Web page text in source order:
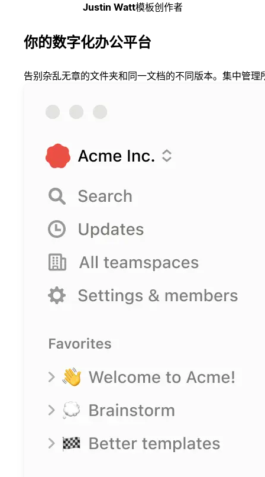
Justin Watt模板创作者
你的数字化办公平台
告别杂乱无章的文件夹和同一文档的不同版本。集中管